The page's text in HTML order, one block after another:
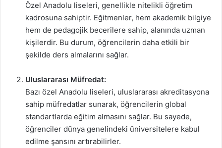
Özel Anadolu liseleri, genellikle nitelikli öğretim
kadrosuna sahiptir. Eğitmenler, hem akademik bilgiye
hem de pedagojik becerilere sahip, alanında uzman
kişilerdir. Bu durum, öğrencilerin daha etkili bir
şekilde ders almalarını sağlar.
Uluslararası Müfredat:
Bazı özel Anadolu liseleri, uluslararası akreditasyona
sahip müfredatlar sunarak, öğrencilerin global
standartlarda eğitim almasını sağlar. Bu sayede,
öğrenciler dünya genelindeki üniversitelere kabul
edilme şansını artırabilirler.